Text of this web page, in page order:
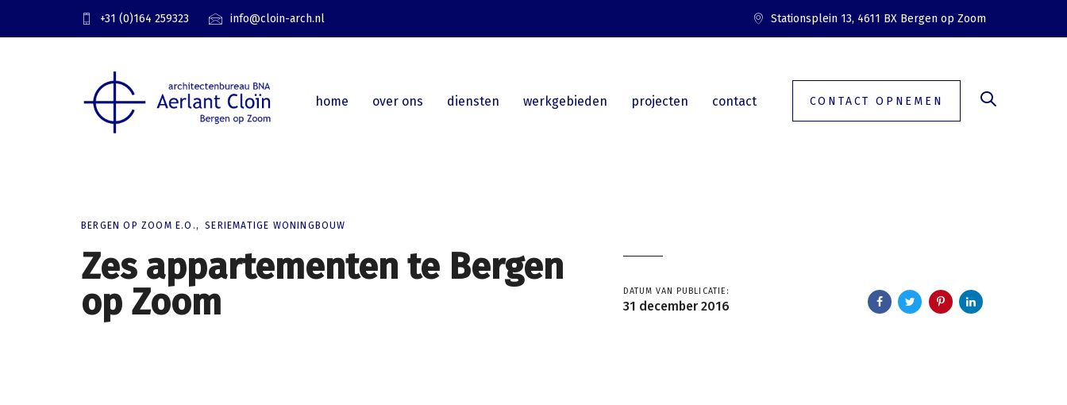
+31 (0)164 259323 info@cloin-arch.nl Stationsplein 13, 4611 BX Bergen op Zoom
home over ons diensten werkgebieden projecten contact CONTACT OPNEMEN
BERGEN OP ZOOM E.O. SERIEMATIGE WONINGBOUW
Zes appartementen te Bergen
op Zoom
DATUM VAN PUBLICATIE:
31 december 2016